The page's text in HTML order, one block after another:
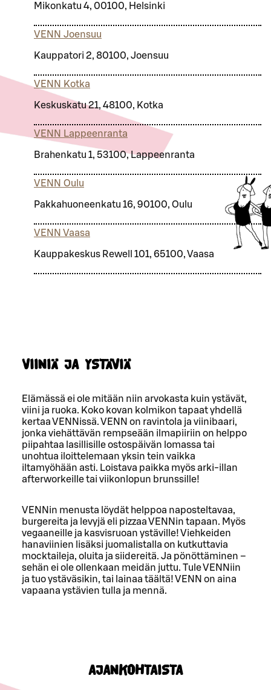
VIINIÄ JA YSTÄVIÄ
Elämässä ei ole mitään niin arvokasta kuin ystävät,
viini ja ruoka. Koko kovan kolmikon tapaat yhdellä
kertaa VENNissä. VENN on ravintola ja viinibaari,
jonka viehättävän rempseään ilmapiiriin on helppo
piipahtaa lasillisille ostospäivän lomassa tai
unohtua iloittelemaan yksin tein vaikka
iltamyöhään asti. Loistava paikka myös arki-illan
afterworkeille tai viikonlopun brunssille!
VENNin menusta löydät helppoa naposteltavaa,
burgereita ja levyjä eli pizzaa VENNin tapaan. Myös
vegaaneille ja kasvisruoan ystäville! Viehkeiden
hanaviinien lisäksi juomalistalla on kutkuttavia
mocktaileja, oluita ja siidereitä. Ja pönöttäminen –
sehän ei ole ollenkaan meidän juttu. Tule VENNiin
ja tuo ystäväsikin, tai lainaa täältä! VENN on aina
vapaana ystävien tulla ja mennä.
AJANKOHTAISTA
Mikonkatu 4, 00100, Helsinki
VENN Joensuu
Kauppatori 2, 80100, Joensuu
VENN Kotka
Keskuskatu 21, 48100, Kotka
VENN Lappeenranta
Brahenkatu 1, 53100, Lappeenranta
VENN Oulu
Pakkahuoneenkatu 16, 90100, Oulu
VENN Vaasa
Kauppakeskus Rewell 101, 65100, Vaasa